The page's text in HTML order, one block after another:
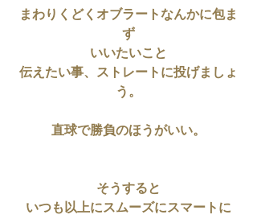
まわりくどくオブラートなんかに包ま
ず
いいたいこと
伝えたい事、ストレートに投げましょ
う。
直球で勝負のほうがいい。
そうすると
いつも以上にスムーズにスマートに